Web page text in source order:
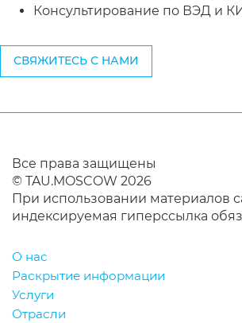
Консультирование по ВЭД и
СВЯЖИТЕСЬ С НАМИ
Все права защищены
© TAU.MOSCOW 2026
При использовании материалов
индексируемая гиперссылка
О нас
Раскрытие информации
Услуги
Отрасли